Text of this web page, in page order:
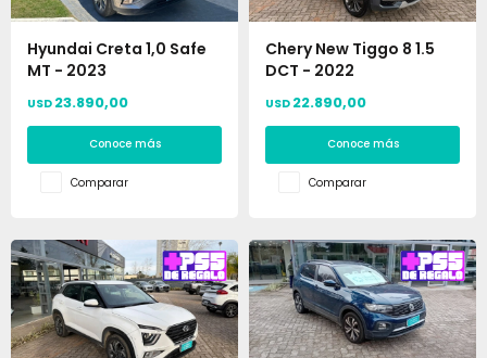
Hyundai Creta 1,0 Safe
MT - 2023
USD 23.890,00
Conoce más
Comparar
Chery New Tiggo 8 1.5
DCT - 2022
USD 22.890,00
Conoce más
Comparar